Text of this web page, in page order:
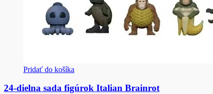
Pridať do košíka
24-dielna sada figúrok Italian Brainrot